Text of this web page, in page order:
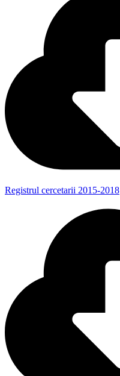
Registrul cercetarii 2015-2018